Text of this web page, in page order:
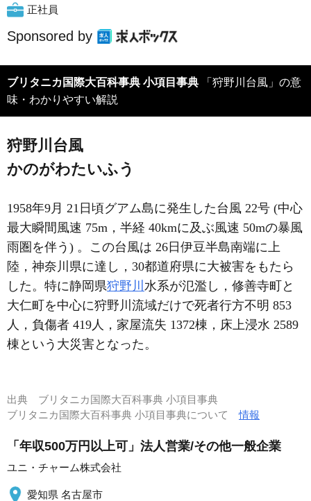
正社員
Sponsored by
ブリタニカ国際大百科事典 小項目事典 「狩野川台風」の意
味・わかりやすい解説
狩野川台風
かのがわたいふう
1958年9月 21日頃グアム島に発生した台風 22号 (中心
最大瞬間風速 75m，半経 40kmに及ぶ風速 50mの暴風
雨圏を伴う) 。この台風は 26日伊豆半島南端に上
陸，神奈川県に達し，30都道府県に大被害をもたら
した。特に静岡県狩野川 水系が氾濫し，修善寺町と
大仁町を中心に狩野川流域だけで死者行方不明 853
人，負傷者 419人，家屋流失 1372棟，床上浸水 2589
棟という大災害となった。
出典 ブリタニカ国際大百科事典 小項目事典
ブリタニカ国際大百科事典 小項目事典について情報
「年収500万円以上可」法人営業/その他一般企業
ユニ・チャーム株式会社
愛知県 名古屋市